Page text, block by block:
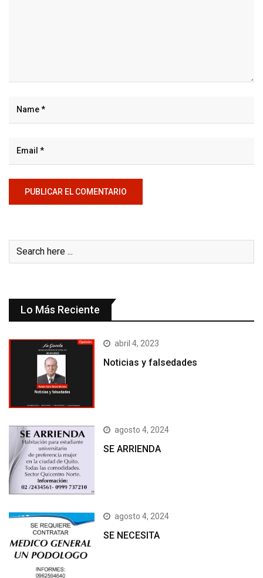
Lo Más Reciente
abril 4, 2023
Noticias y falsedades
agosto 4, 2024
SE ARRIENDA
agosto 4, 2024
SE NECESITA